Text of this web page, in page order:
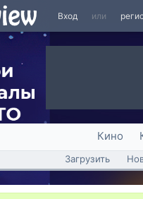
Вход или
Кино
Загрузить